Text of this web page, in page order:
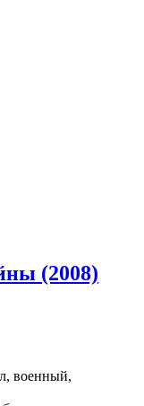
(2008)
военный,